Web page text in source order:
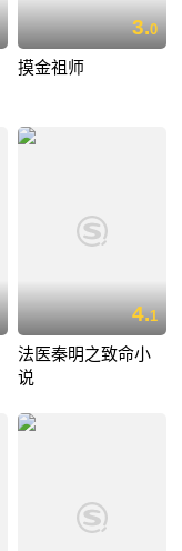
3.0
摸金祖师
4.1
法医秦明之致命小
说